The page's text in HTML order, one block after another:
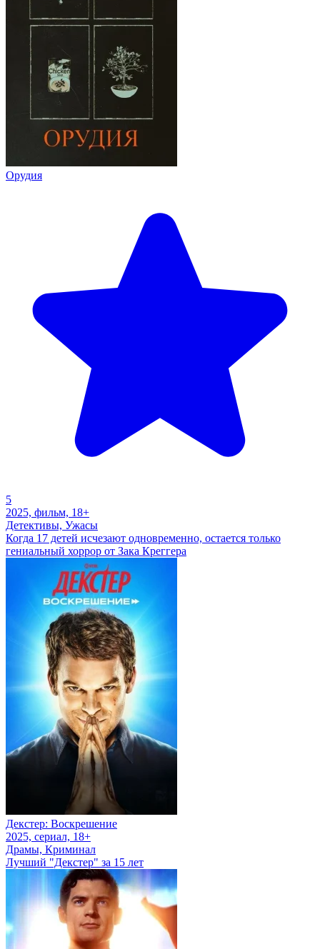
Орудия
5
2025, фильм, 18+
Детективы, Ужасы
Когда 17 детей исчезают одновременно, остается только
гениальный хоррор от Зака Креггера
Декстер: Воскрешение
2025, сериал, 18+
Драмы, Криминал
Лучший "Декстер" за 15 лет